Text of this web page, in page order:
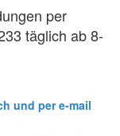
per
täglich ab 8-
und per e-mail